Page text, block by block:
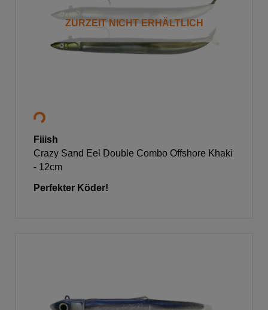
ZURZEIT NICHT ERHÄLTLICH
Fiiish
Crazy Sand Eel Double Combo Offshore Khaki
- 12cm
Perfekter Köder!